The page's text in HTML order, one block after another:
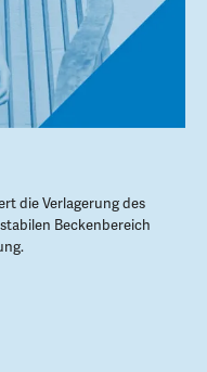
die Verlagerung des
Beckenbereich